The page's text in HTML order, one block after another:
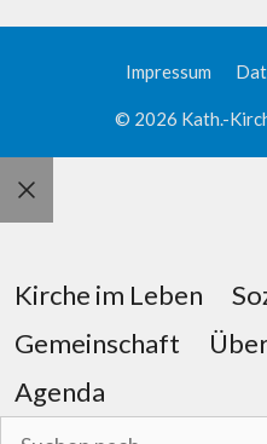
Impressum
© 2026 Kath.-
Schliessen
Kirche im Leben
Gemeinschaft
Agenda
Suchen